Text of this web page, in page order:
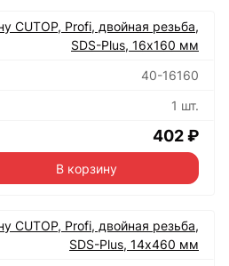
CUTOP, Profi, двойная резьба,
SDS-Plus, 16х160 мм
40-16160
1 шт.
402 ₽
В корзину
CUTOP, Profi, двойная резьба,
SDS-Plus, 14х460 мм